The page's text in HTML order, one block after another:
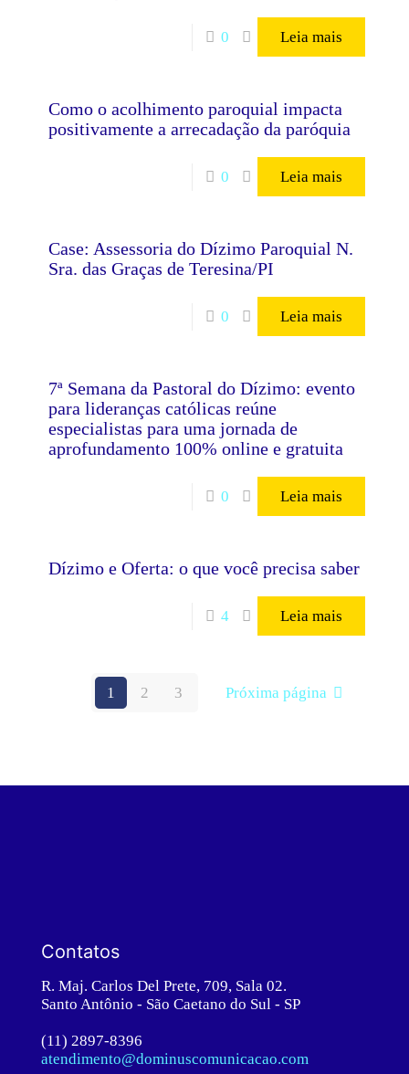
0 Leia mais
Como o acolhimento paroquial impacta
positivamente a arrecadação da paróquia
0 Leia mais
Case: Assessoria do Dízimo Paroquial N.
Sra. das Graças de Teresina/PI
0 Leia mais
7ª Semana da Pastoral do Dízimo: evento
para lideranças católicas reúne
especialistas para uma jornada de
aprofundamento 100% online e gratuita
0 Leia mais
Dízimo e Oferta: o que você precisa saber
4 Leia mais
1 2 3 Próxima página
Contatos
R. Maj. Carlos Del Prete, 709, Sala 02.
Santo Antônio - São Caetano do Sul - SP
(11) 2897-8396
atendimento@dominuscomunicacao.com